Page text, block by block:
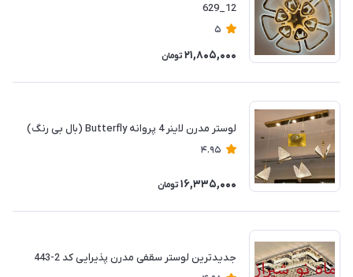
12_629
5
21,805,000 تومان
لوستر مدرن لاینر 4 پروانه Butterfly (بال بی رنگ)
4.95
16,335,000 تومان
جدیدترین لوستر سقفی مدرن پذیرایی کد 2-443